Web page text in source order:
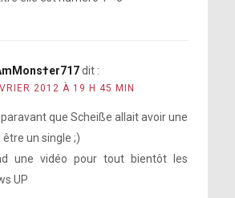
dit :
2012 À 19 H 45 MIN
que Scheiße allait avoir une
un single ;)
une vidéo pour tout bientôt les
UP